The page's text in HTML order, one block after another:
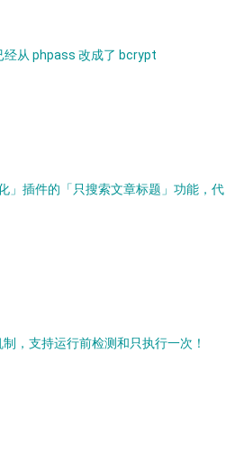
从 phpass 改成了 bcrypt​
」插件的「只搜索文章标题」功能，代
，支持运行前检测和只执行一次！